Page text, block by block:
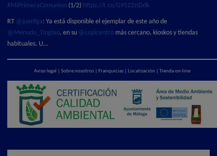
#MiPrimeraComunion (1/2) https://t.co/G9522ziDdk
RT @juanfga: Ya está disponible el ejemplar de este año de
@Menudo_Tinglao, en su @copicentro más cercano, kioskos y tiendas
habituales. U…
Aviso legal | Sobre nosotros | Franquicias | Localización | Tienda on-line